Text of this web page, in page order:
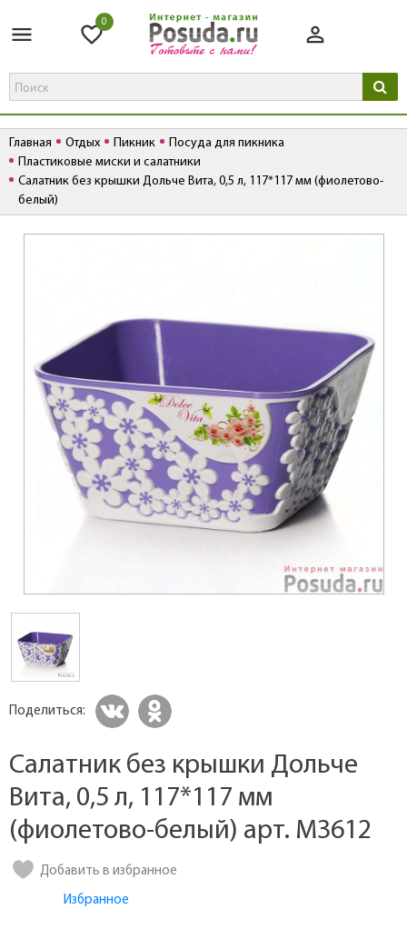
0
Главная Отдых Пикник
Посуда для пикника
Пластиковые миски и салатники
Салатник без крышки Дольче Вита, 0,5 л, 117*117 мм (фиолетово-
белый)
Поделиться:
Салатник без крышки Дольче
Вита, 0,5 л, 117*117 мм
(фиолетово-белый) арт. M3612
Добавить в избранное
Избранное